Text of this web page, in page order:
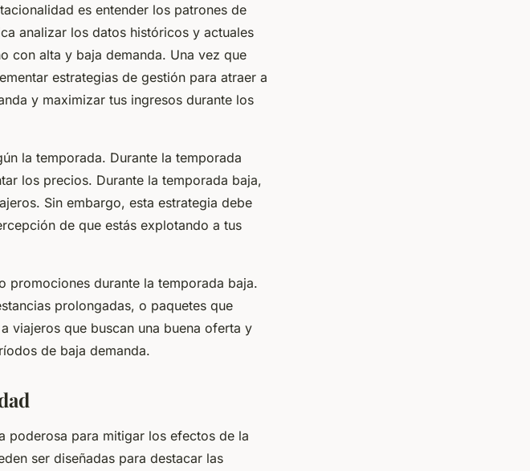
es entender los patrones de
analizar los datos históricos y actuales
con alta y baja demanda. Una vez que
estrategias de gestión para atraer a
y maximizar tus ingresos durante los
la temporada. Durante la temporada
los precios. Durante la temporada baja,
Sin embargo, esta estrategia debe
de que estás explotando a tus
promociones durante la temporada baja.
prolongadas, o paquetes que
viajeros que buscan una buena oferta y
de baja demanda.
poderosa para mitigar los efectos de la
ser diseñadas para destacar las